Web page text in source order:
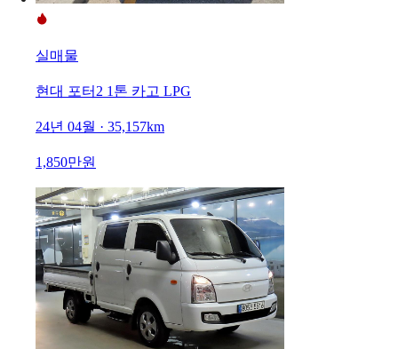
실매물
현대 포터2 1톤 카고 LPG
24년 04월 · 35,157km
1,850만원